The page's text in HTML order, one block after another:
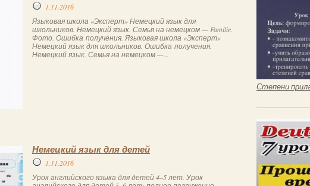
Степени
1.11.2016
Языковая школа «Эксперт» Немецкий язык для
школьников. Немецкий язык. Семья на немецком — Familie.
Фото. Ошибка получения. Языковая школа «Эксперт»
Немецкий язык для школьников. Ошибка получения.
Немецкий язык. Семья на немецком —...
Немецкий язык для детей
1.11.2016
Урок английского языка для детей 4–5 лет. Урок